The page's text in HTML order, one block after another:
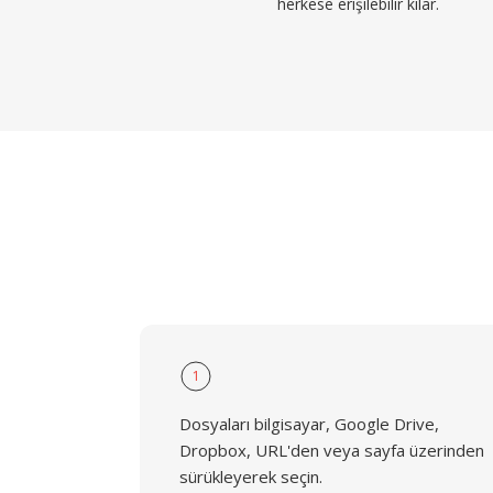
1
Dosyaları bilgisayar, Google Drive,
Dropbox, URL'den veya sayfa üzerinden
sürükleyerek seçin.